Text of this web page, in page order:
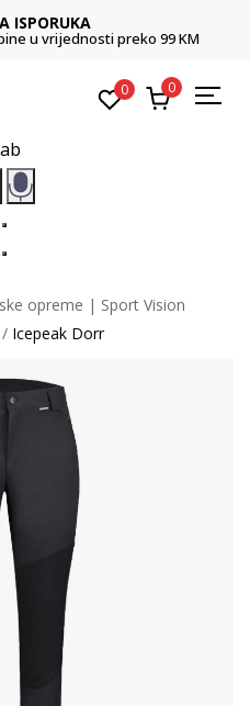
ISPORUKA
u vrijednosti preko 99 KM
0 0
opreme | Sport Vision
Icepeak Dorr